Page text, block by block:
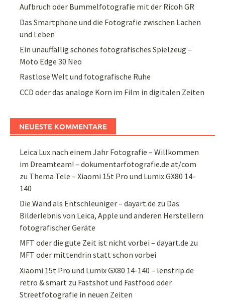
Aufbruch oder Bummelfotografie mit der Ricoh GR
Das Smartphone und die Fotografie zwischen Lachen
und Leben
Ein unauffällig schönes fotografisches Spielzeug –
Moto Edge 30 Neo
Rastlose Welt und fotografische Ruhe
CCD oder das analoge Korn im Film in digitalen Zeiten
NEUESTE KOMMENTARE
Leica Lux nach einem Jahr Fotografie – Willkommen
im Dreamteam! – dokumentarfotografie.de at/com
zu Thema Tele – Xiaomi 15t Pro und Lumix GX80 14-
140
Die Wand als Entschleuniger – dayart.de zu Das
Bilderlebnis von Leica, Apple und anderen Herstellern
fotografischer Geräte
MFT oder die gute Zeit ist nicht vorbei – dayart.de zu
MFT oder mittendrin statt schon vorbei
Xiaomi 15t Pro und Lumix GX80 14-140 – lenstrip.de
retro & smart zu Fastshot und Fastfood oder
Streetfotografie in neuen Zeiten